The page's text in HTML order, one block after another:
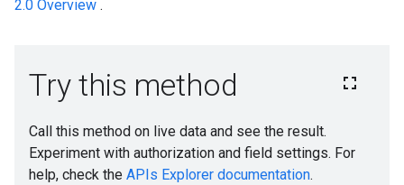
2.0 Overview .